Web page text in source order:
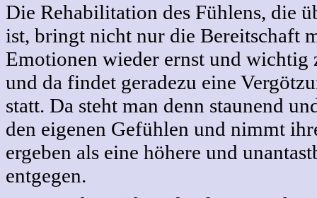
Die Rehabilitation des Fühlens, die
ist, bringt nicht nur die Bereitschaft
Emotionen wieder ernst und wichtig
und da findet geradezu eine
statt. Da steht man denn staunend
den eigenen Gefühlen und nimmt
ergeben als eine höhere und
entgegen.